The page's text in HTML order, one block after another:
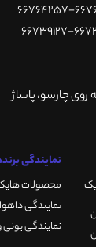
روی چارسو، پاساژ
نمایندگی
محصولات
نمایندگی داهوا
نمایندگی یونی